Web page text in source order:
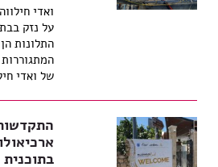
ואדי
על נזק
התלונות
של ואדי